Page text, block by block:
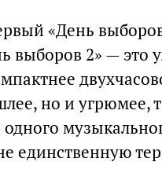
«День
выборов 2» — это
но и угрюмее,
единственную